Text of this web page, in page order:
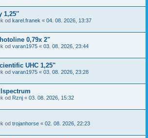
1,25″
od karel.franek « 04. 08. 2026, 13:37
0,79x 2"
od varan1975 « 03. 08. 2026, 23:44
UHC 1,25"
od varan1975 « 03. 08. 2026, 23:28
od Rznj « 03. 08. 2026, 15:32
od trojanhorse « 02. 08. 2026, 22:23